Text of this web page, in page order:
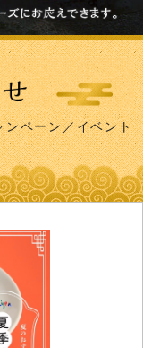
ペーン／イベント